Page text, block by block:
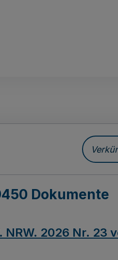
Dokumente
NRW. 2026 Nr. 23